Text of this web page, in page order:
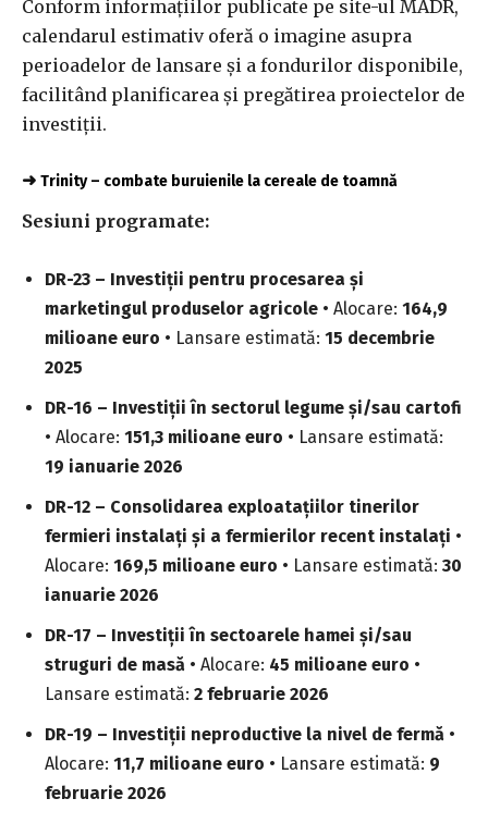
Conform informațiilor publicate pe site-ul MADR,
calendarul estimativ oferă o imagine asupra
perioadelor de lansare și a fondurilor disponibile,
facilitând planificarea și pregătirea proiectelor de
investiții.
➜ Trinity – combate buruienile la cereale de toamnă
Sesiuni programate:
DR-23 – Investiţii pentru procesarea şi
marketingul produselor agricole • Alocare: 164,9
milioane euro • Lansare estimată: 15 decembrie
2025
DR-16 – Investiţii în sectorul legume şi/sau cartofi
• Alocare: 151,3 milioane euro • Lansare estimată:
19 ianuarie 2026
DR-12 – Consolidarea exploataţiilor tinerilor
fermieri instalaţi şi a fermierilor recent instalaţi •
Alocare: 169,5 milioane euro • Lansare estimată: 30
ianuarie 2026
DR-17 – Investiţii în sectoarele hamei şi/sau
struguri de masă • Alocare: 45 milioane euro •
Lansare estimată: 2 februarie 2026
DR-19 – Investiţii neproductive la nivel de fermă •
Alocare: 11,7 milioane euro • Lansare estimată: 9
februarie 2026